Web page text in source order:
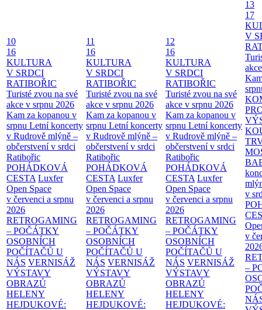
10
16
KULTURA
V SRDCI
RATIBOŘIC
Turisté zvou na své
akce v srpnu 2026
Kam za kopanou v
srpnu Letní koncerty
v Rudrově mlýně –
občerstvení v srdci
Ratibořic
POHÁDKOVÁ
CESTA Luxfer
Open Space
v červenci a srpnu
2026
RETROGAMING
– POČÁTKY
OSOBNÍCH
POČÍTAČŮ U
NÁS VERNISÁŽ
VÝSTAVY
OBRAZŮ
HELENY
HEJDUKOVÉ:
11
16
KULTURA
V SRDCI
RATIBOŘIC
Turisté zvou na své
akce v srpnu 2026
Kam za kopanou v
srpnu Letní koncerty
v Rudrově mlýně –
občerstvení v srdci
Ratibořic
POHÁDKOVÁ
CESTA Luxfer
Open Space
v červenci a srpnu
2026
RETROGAMING
– POČÁTKY
OSOBNÍCH
POČÍTAČŮ U
NÁS VERNISÁŽ
VÝSTAVY
OBRAZŮ
HELENY
HEJDUKOVÉ:
12
16
KULTURA
V SRDCI
RATIBOŘIC
Turisté zvou na své
akce v srpnu 2026
Kam za kopanou v
srpnu Letní koncerty
v Rudrově mlýně –
občerstvení v srdci
Ratibořic
POHÁDKOVÁ
CESTA Luxfer
Open Space
v červenci a srpnu
2026
RETROGAMING
– POČÁTKY
OSOBNÍCH
POČÍTAČŮ U
NÁS VERNISÁŽ
VÝSTAVY
OBRAZŮ
HELENY
HEJDUKOVÉ:
13
17
V
v
v
–